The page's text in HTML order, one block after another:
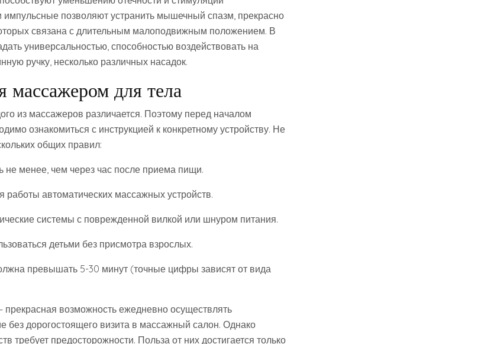
позволяют устранить мышечный спазм, прекрасно
связана с длительным малоподвижным положением. В
универсальностью, способностью воздействовать на
ручку, несколько различных насадок.
массажером для тела
из массажеров различается. Поэтому перед началом
ознакомиться с инструкцией к конкретному устройству. Не
общих правил:
не менее, чем через час после приема пищи.
работы автоматических массажных устройств.
системы с поврежденной вилкой или шнуром питания.
детьми без присмотра взрослых.
превышать 5-30 минут (точные цифры зависят от вида
возможность ежедневно осуществлять
без дорогостоящего визита в массажный салон. Однако
требует предосторожности. Польза от них достигается только